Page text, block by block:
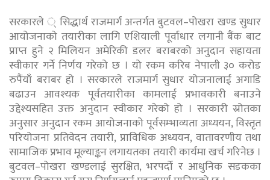
सरकारले ् सिद्धार्थ राजमार्ग अन्तर्गत बुटवल–पोखरा खण्ड सुधार
आयोजनाको तयारीका लागि एशियाली पूर्वाधार लगानी बैंक बाट
प्राप्त हुने २ मिलियन अमेरिकी डलर बराबरको अनुदान सहायता
स्वीकार गर्ने निर्णय गरेको छ । यो रकम करिब नेपाली ३० करोड
रुपैंयाँ बराबर हो । सरकारले राजमार्ग सुधार योजनालाई अगाडि
बढाउन आवश्यक पूर्वतयारीका कामलाई प्रभावकारी बनाउने
उद्देश्यसहित उक्त अनुदान स्वीकार गरेको हो । सरकारी स्रोतका
अनुसार अनुदान रकम आयोजनाको पूर्वसम्भाव्यता अध्ययन, विस्तृत
परियोजना प्रतिवेदन तयारी, प्राविधिक अध्ययन, वातावरणीय तथा
सामाजिक प्रभाव मूल्याङ्कन लगायतका तयारी कार्यमा खर्च गरिनेछ ।
बुटवल–पोखरा खण्डलाई सुरक्षित, भरपर्दो र आधुनिक सडकका